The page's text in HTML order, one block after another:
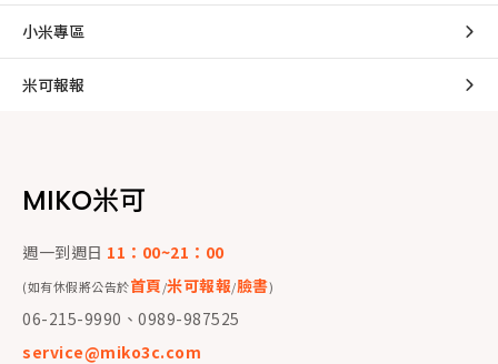
小米專區
米可報報
MIKO米可
週一到週日 11：00~21：00
(如有休假將公告於首頁/米可報報/臉書)
06-215-9990、0989-987525
service@miko3c.com